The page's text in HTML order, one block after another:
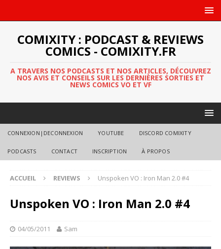
COMIXITY : PODCAST & REVIEWS
COMICS - COMIXITY.FR
A TRAVERS NOS PODCASTS ET NOS ARTICLES, DÉCOUVREZ
NOS AVIS ET CONSEILS SUR LES DERNIÈRES SORTIES ET
NEWS COMICS VO ET VF
CONNEXION|DECONNEXION YOUTUBE DISCORD COMIXITY
PODCASTS CONTACT INSCRIPTION À PROPOS
ACCUEIL REVIEWS Unspoken VO : Iron Man 2.0 #4
Unspoken VO : Iron Man 2.0 #4
04/05/2011 Sam